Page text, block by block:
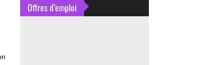
Offres d’emploi